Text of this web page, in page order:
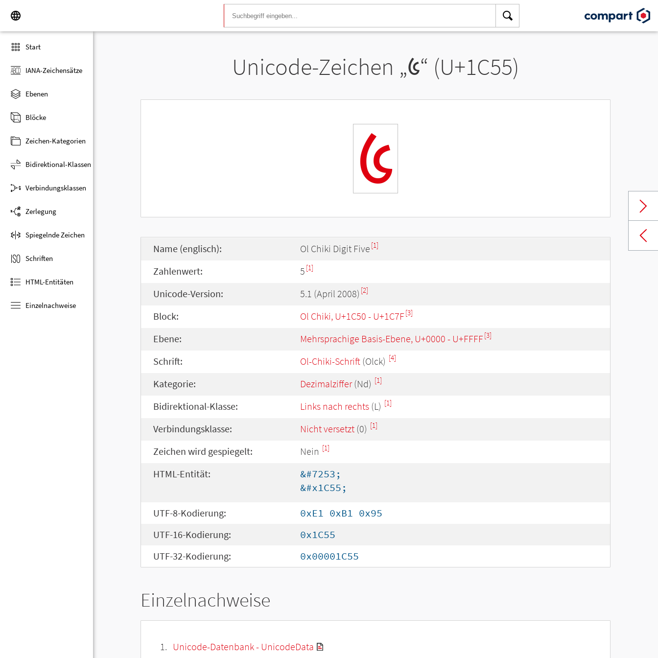
Start
IANA-Zeichensätze
Ebenen
Blöcke
Zeichen-Kategorien
Bidirektional-Klassen
Verbindungsklassen
Zerlegung
Spiegelnde Zeichen
Schriften
HTML-Entitäten
Einzelnachweise
Unicode-Zeichen „᱕“ (U+1C55)
᱕
Name (englisch): Ol Chiki Digit Five [1]
Zahlenwert: 5 [1]
Unicode-Version: 5.1 (April 2008) [2]
Block: Ol Chiki, U+1C50 - U+1C7F[3]
Ebene: Mehrsprachige Basis-Ebene, U+0000 - U+FFFF[3]
Schrift: Ol-Chiki-Schrift (Olck) [4]
Kategorie: Dezimalziffer(Nd) [1]
Bidirektional-Klasse: Links nach rechts (L) [1]
Verbindungsklasse: Nicht versetzt (0) [1]
Zeichen wird gespiegelt: Nein [1]
HTML-Entität:
&#7253;
&#x1C55;
UTF-8-Kodierung:
0xE1 0xB1 0x95
UTF-16-Kodierung:
0x1C55
UTF-32-Kodierung:
0x00001C55
Einzelnachweise
Unicode-Datenbank - UnicodeData